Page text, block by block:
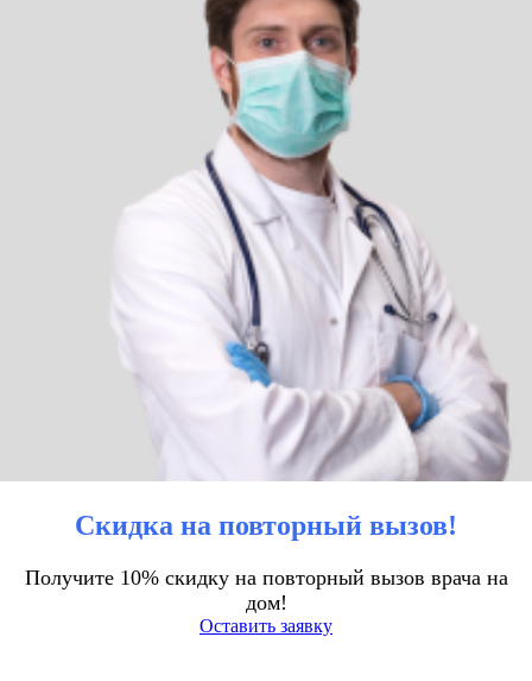
Скидка на повторный вызов!
Получите 10% скидку на повторный вызов врача на
дом!
Оставить заявку